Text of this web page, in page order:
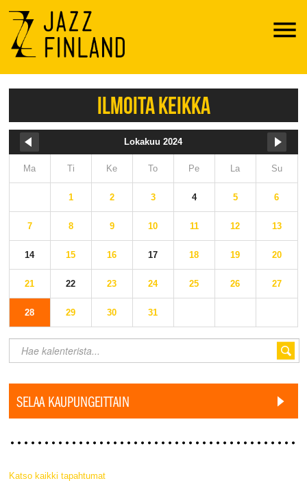
Menu
ILMOITA KEIKKA
Lokakuu 2024
Ma Ti Ke To Pe La Su
1 2 3 4 5 6
7 8 9 10 11 12 13
14 15 16 17 18 19 20
21 22 23 24 25 26 27
28 29 30 31
SELAA KAUPUNGEITTAIN
Katso kaikki tapahtumat